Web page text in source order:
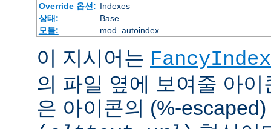
Override 옵션: Indexes
상태:
Base
모듈:
mod_autoindex
이 지시어는
의 파일 옆에 보여줄 아
은 아이콘의 (%-